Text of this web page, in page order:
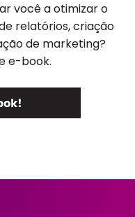
você a otimizar o
relatórios, criação
de marketing?
e-book.